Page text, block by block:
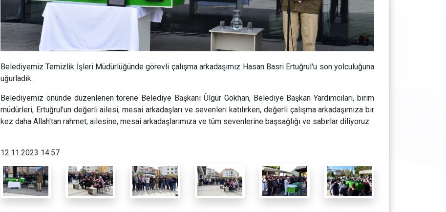
Belediyemiz Temizlik İşleri Müdürlüğünde görevli çalışma arkadaşımız Hasan Basri Ertuğrul'u son yolculuğuna
uğurladık.
Belediyemiz önünde düzenlenen törene Belediye Başkanı Ülgür Gökhan, Belediye Başkan Yardımcıları, birim
müdürleri, Ertuğrul'un değerli ailesi, mesai arkadaşları ve sevenleri katılırken, değerli çalışma arkadaşımıza bir
kez daha Allah'tan rahmet; ailesine, mesai arkadaşlarımıza ve tüm sevenlerine başsağlığı ve sabırlar diliyoruz.
12.11.2023 14:57